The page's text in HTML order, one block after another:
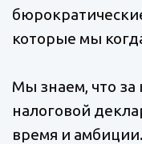
которые мы
Мы знаем, что
налоговой
время и